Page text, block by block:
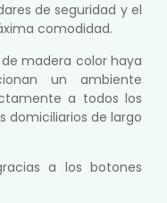
de seguridad y el
comodidad.
madera color haya
un ambiente
a todos los
domiciliarios de largo
a los botones